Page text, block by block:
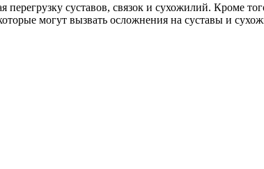
суставов, связок и сухожилий. Кроме
могут вызвать осложнения на суставы и